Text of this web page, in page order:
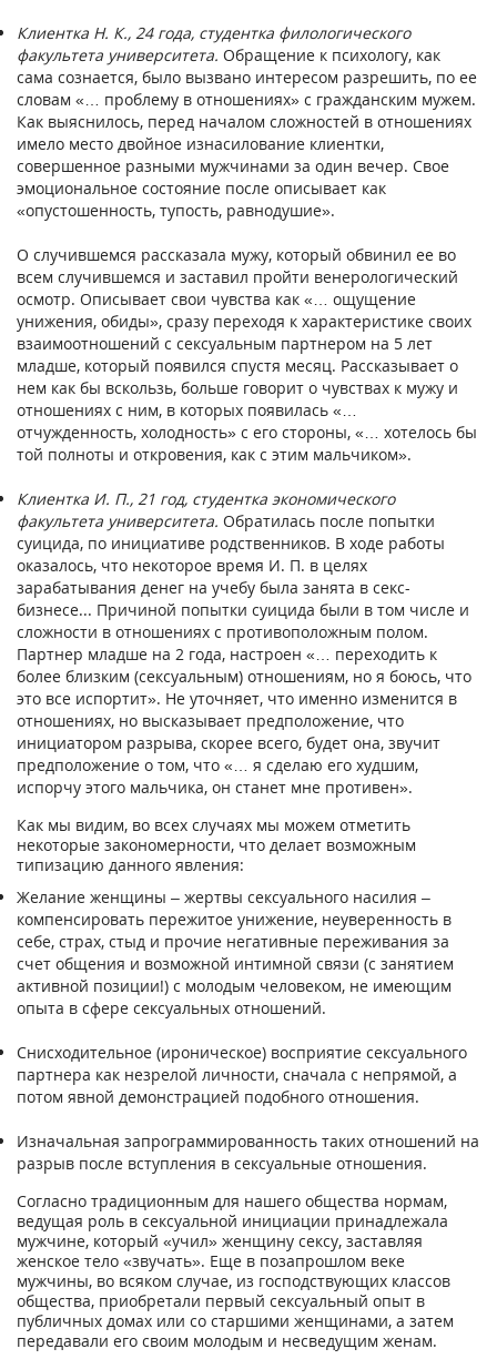
Клиентка Н. К., 24 года, студентка филологического
факультета университета. Обращение к психологу, как
сама сознается, было вызвано интересом разрешить, по ее
словам «… проблему в отношениях» с гражданским мужем.
Как выяснилось, перед началом сложностей в отношениях
имело место двойное изнасилование клиентки,
совершенное разными мужчинами за один вечер. Свое
эмоциональное состояние после описывает как
«опустошенность, тупость, равнодушие».
О случившемся рассказала мужу, который обвинил ее во
всем случившемся и заставил пройти венерологический
осмотр. Описывает свои чувства как «… ощущение
унижения, обиды», сразу переходя к характеристике своих
взаимоотношений с сексуальным партнером на 5 лет
младше, который появился спустя месяц. Рассказывает о
нем как бы вскользь, больше говорит о чувствах к мужу и
отношениях с ним, в которых появилась «…
отчужденность, холодность» с его стороны, «… хотелось бы
той полноты и откровения, как с этим мальчиком».
Клиентка И. П., 21 год, студентка экономического
факультета университета. Обратилась после попытки
суицида, по инициативе родственников. В ходе работы
оказалось, что некоторое время И. П. в целях
зарабатывания денег на учебу была занята в секс-
бизнесе... Причиной попытки суицида были в том числе и
сложности в отношениях с противоположным полом.
Партнер младше на 2 года, настроен «… переходить к
более близким (сексуальным) отношениям, но я боюсь, что
это все испортит». Не уточняет, что именно изменится в
отношениях, но высказывает предположение, что
инициатором разрыва, скорее всего, будет она, звучит
предположение о том, что «… я сделаю его худшим,
испорчу этого мальчика, он станет мне противен».
Как мы видим, во всех случаях мы можем отметить
некоторые закономерности, что делает возможным
типизацию данного явления:
Желание женщины – жертвы сексуального насилия –
компенсировать пережитое унижение, неуверенность в
себе, страх, стыд и прочие негативные переживания за
счет общения и возможной интимной связи (с занятием
активной позиции!) с молодым человеком, не имеющим
опыта в сфере сексуальных отношений.
Снисходительное (ироническое) восприятие сексуального
партнера как незрелой личности, сначала с непрямой, а
потом явной демонстрацией подобного отношения.
Изначальная запрограммированность таких отношений на
разрыв после вступления в сексуальные отношения.
Согласно традиционным для нашего общества нормам,
ведущая роль в сексуальной инициации принадлежала
мужчине, который «учил» женщину сексу, заставляя
женское тело «звучать». Еще в позапрошлом веке
мужчины, во всяком случае, из господствующих классов
общества, приобретали первый сексуальный опыт в
публичных домах или со старшими женщинами, а затем
передавали его своим молодым и несведущим женам.